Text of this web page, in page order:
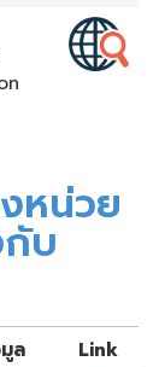
หน่วย
บ
ล
Link